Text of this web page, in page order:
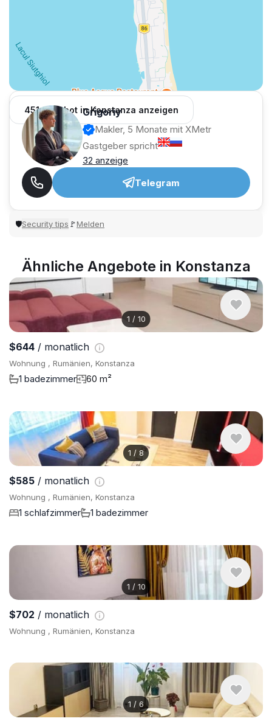
451 Angebot in Konstanza anzeigen
Grigoriy
Makler, 5 Monate mit XMetr
Gastgeber spricht
32 anzeige
Telegram
🛡Security tips 🚩Melden
Ähnliche Angebote in Konstanza
1 / 10
$644 / monatlich
Wohnung , Rumänien, Konstanza
1 badezimmer 60 m²
1 / 8
$585 / monatlich
Wohnung , Rumänien, Konstanza
1 schlafzimmer 1 badezimmer
1 / 10
$702 / monatlich
Wohnung , Rumänien, Konstanza
1 / 6